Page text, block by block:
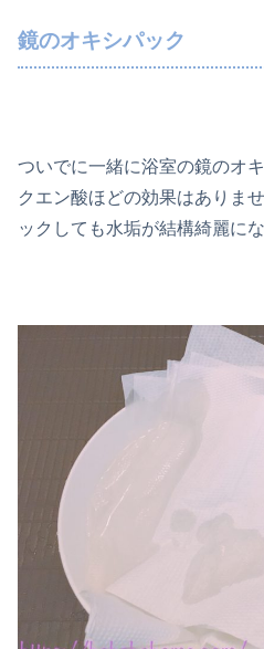
鏡のオキシパック
ついでに一緒に浴室の鏡のオ
クエン酸ほどの効果はありま
ックしても水垢が結構綺麗にな